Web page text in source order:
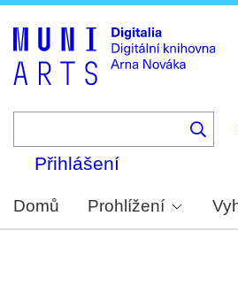
Přihlášení
Domů Prohlížení